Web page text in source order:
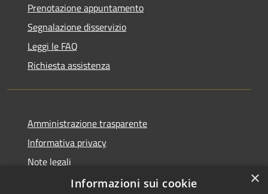
Prenotazione appuntamento
Segnalazione disservizio
Leggi le FAQ
Richiesta assistenza
Amministrazione trasparente
Informativa privacy
Note legali
Dichiarazione di accessibilità
×
Informazioni sui cookie